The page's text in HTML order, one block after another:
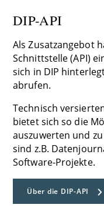
DIP-API
Als Zusatzangebot
Schnittstelle (API)
sich in DIP
abrufen.
Technisch
bietet sich so die
auszuwerten und
sind z.B.
Software-Projekte.
Über die DIP-API